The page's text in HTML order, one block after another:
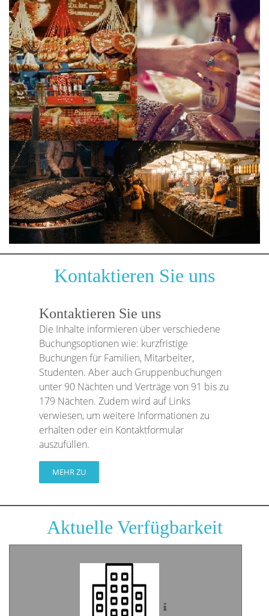
Kontaktieren Sie uns
Kontaktieren Sie uns
Die Inhalte informieren über verschiedene
Buchungsoptionen wie: kurzfristige
Buchungen für Familien, Mitarbeiter,
Studenten. Aber auch Gruppenbuchungen
unter 90 Nächten und Verträge von 91 bis zu
179 Nächten. Zudem wird auf Links
verwiesen, um weitere Informationen zu
erhalten oder ein Kontaktformular
auszufüllen.
MEHR ZU
Aktuelle Verfügbarkeit